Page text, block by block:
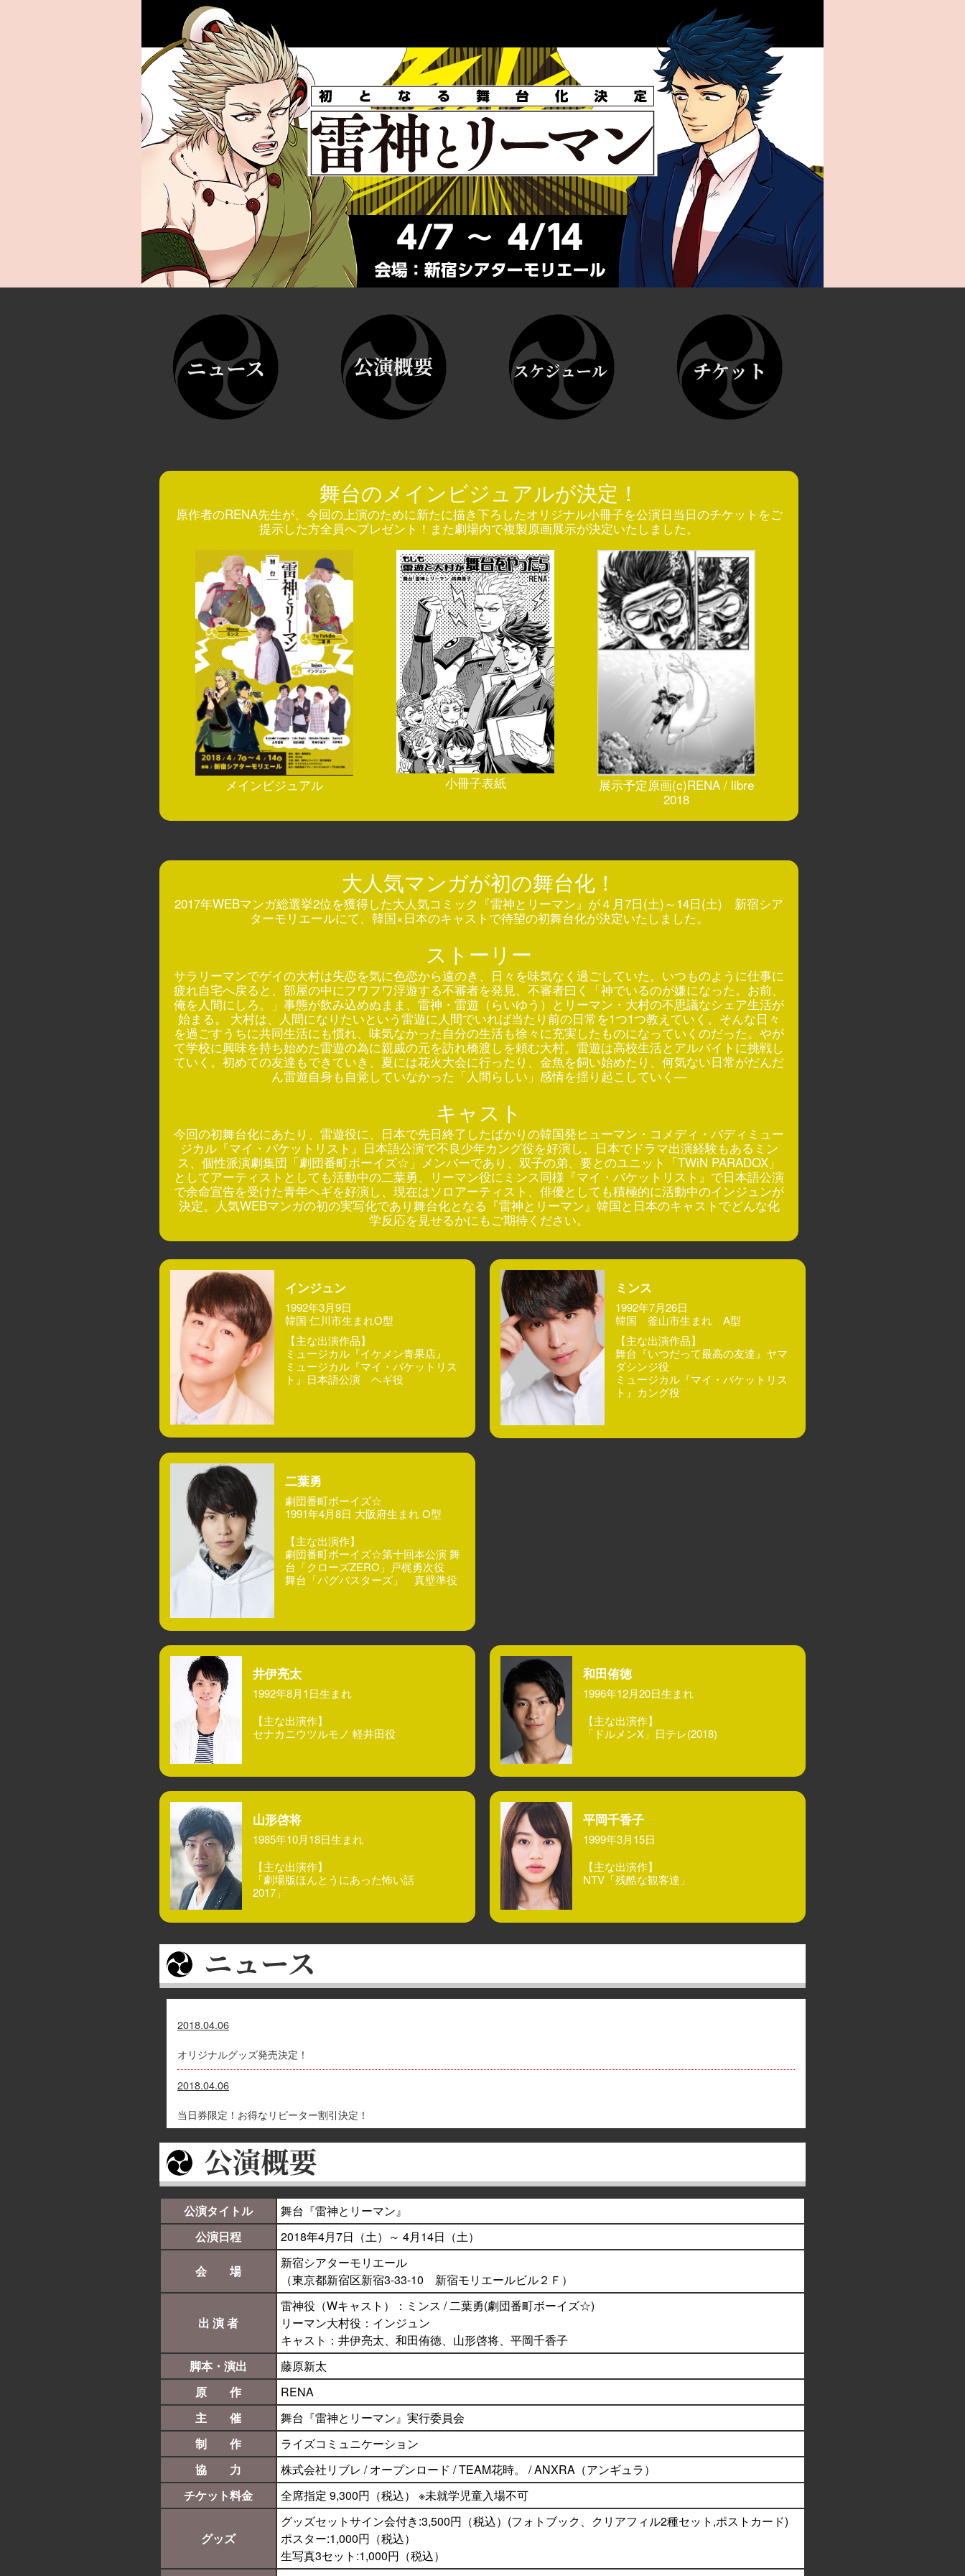
舞台のメインビジュアルが決定！
原作者のRENA先生が、今回の上演のために新たに描き下ろしたオリジナル小冊子を公演日当日のチケットをご
提示した方全員へプレゼント！また劇場内で複製原画展示が決定いたしました。
メインビジュアル 小冊子表紙
展示予定原画(c)RENA / libre
2018
大人気マンガが初の舞台化！
2017年WEBマンガ総選挙2位を獲得した大人気コミック『雷神とリーマン』が４月7日(土)～14日(土) 新宿シア
ターモリエールにて、韓国×日本のキャストで待望の初舞台化が決定いたしました。
ストーリー
サラリーマンでゲイの大村は失恋を気に色恋から遠のき、日々を味気なく過ごしていた。いつものように仕事に
疲れ自宅へ戻ると、部屋の中にフワフワ浮遊する不審者を発見、不審者曰く「神でいるのが嫌になった。お前、
俺を人間にしろ。」事態が飲み込めぬまま、雷神・雷遊（らいゆう）とリーマン・大村の不思議なシェア生活が
始まる。 大村は、人間になりたいという雷遊に人間でいれば当たり前の日常を1つ1つ教えていく。そんな日々
を過ごすうちに共同生活にも慣れ、味気なかった自分の生活も徐々に充実したものになっていくのだった。やが
て学校に興味を持ち始めた雷遊の為に親戚の元を訪れ橋渡しを頼む大村。雷遊は高校生活とアルバイトに挑戦し
ていく。初めての友達もできていき、夏には花火大会に行ったり、金魚を飼い始めたり、何気ない日常がだんだ
ん雷遊自身も自覚していなかった「人間らしい」感情を揺り起こしていく―
キャスト
今回の初舞台化にあたり、雷遊役に、日本で先日終了したばかりの韓国発ヒューマン・コメディ・バディミュー
ジカル『マイ・バケットリスト』日本語公演で不良少年カング役を好演し、日本でドラマ出演経験もあるミン
ス、個性派演劇集団「劇団番町ボーイズ☆」メンバーであり、双子の弟、要とのユニット「TWiN PARADOX」
としてアーティストとしても活動中の二葉勇、リーマン役にミンス同様『マイ・バケットリスト』で日本語公演
で余命宣告を受けた青年ヘギを好演し、現在はソロアーティスト、俳優としても積極的に活動中のインジュンが
決定。人気WEBマンガの初の実写化であり舞台化となる『雷神とリーマン』韓国と日本のキャストでどんな化
学反応を見せるかにもご期待ください。
インジュン
1992年3月9日
韓国 仁川市生まれO型
【主な出演作品】
ミュージカル『イケメン青果店』
ミュージカル『マイ・バケットリス
ト』日本語公演 ヘギ役
ミンス
1992年7月26日
韓国 釜山市生まれ A型
【主な出演作品】
舞台『いつだって最高の友達』ヤマ
ダシンジ役
ミュージカル『マイ・バケットリス
ト』カング役
二葉勇
劇団番町ボーイズ☆
1991年4月8日 大阪府生まれ O型
【主な出演作】
劇団番町ボーイズ☆第十回本公演 舞
台「クローズZERO」戸梶勇次役
舞台「バグバスターズ」 真壁準役
井伊亮太
1992年8月1日生まれ
【主な出演作】
セナカニウツルモノ 軽井田役
和田侑徳
1996年12月20日生まれ
【主な出演作】
「ドルメンX」日テレ(2018)
山形啓将
1985年10月18日生まれ
【主な出演作】
「劇場版ほんとうにあった怖い話
2017」
平岡千香子
1999年3月15日
【主な出演作】
NTV「残酷な観客達」
2018.04.06
オリジナルグッズ発売決定！
2018.04.06
当日券限定！お得なリピーター割引決定！
2018.04.03
オリジナル小冊子プレゼント、複製原画展示が決定！！
2018.04.03
メインビジュアル決定！！
2018.03.30
各公演終了後におたのしみ特典会開催決定！
2018.03.27
お得な当日券割引決定！
2018.03.8
各プレイガイドチケット先行販売決定！
2018.03.1
『雷神とリーマン』初となる舞台公演開催決定！
公演タイトル
舞台『雷神とリーマン』
公演日程
2018年4月7日（土）～ 4月14日（土）
会 場
新宿シアターモリエール
（東京都新宿区新宿3-33-10 新宿モリエールビル２Ｆ）
出 演 者
雷神役（Wキャスト）：ミンス / 二葉勇(劇団番町ボーイズ☆)
リーマン大村役：インジュン
キャスト：井伊亮太、和田侑徳、山形啓将、平岡千香子
脚本・演出
藤原新太
原 作
RENA
主 催
舞台『雷神とリーマン』実行委員会
制 作
ライズコミュニケーション
協 力
株式会社リブレ / オープンロード / TEAM花時。 / ANXRA（アンギュラ）
チケット料金
全席指定 9,300円（税込） ※未就学児童入場不可
グッズ
グッズセットサイン会付き:3,500円（税込）(フォトブック、クリアフィル2種セット,ポストカード)
ポスター:1,000円（税込）
生写真3セット:1,000円（税込）